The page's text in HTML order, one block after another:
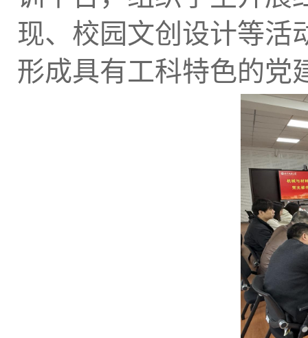
现、校园文创设计等活
形成具有工科特色的党